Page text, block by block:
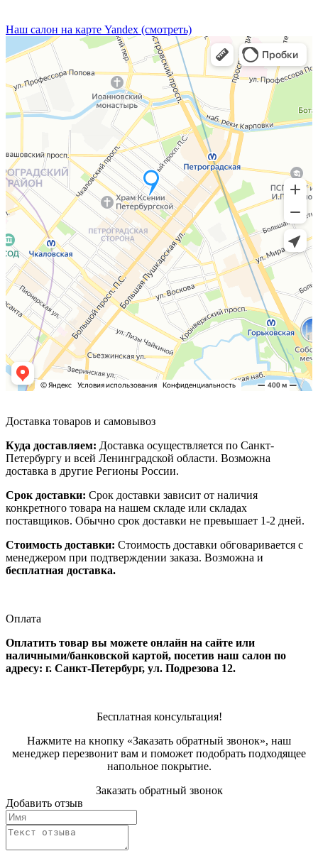
Наш салон на карте Yandex (смотреть)
Доставка товаров и самовывоз
Куда доставляем: Доставка осуществляется по Санкт-
Петербургу и всей Ленинградской области. Возможна
доставка в другие Регионы России.
Срок доставки: Срок доставки зависит от наличия
конкретного товара на нашем складе или складах
поставщиков. Обычно срок доставки не превышает 1-2 дней.
Стоимость доставки: Стоимость доставки обговаривается с
менеджером при подтверждении заказа. Возможна и
бесплатная доставка.
Оплата
Оплатить товар вы можете онлайн на сайте или
наличными/банковской картой, посетив наш салон по
адресу: г. Санкт-Петербург, ул. Подрезова 12.
Бесплатная консультация!
Нажмите на кнопку «Заказать обратный звонок», наш
менеджер перезвонит вам и поможет подобрать подходящее
напольное покрытие.
Заказать обратный звонок
Добавить отзыв